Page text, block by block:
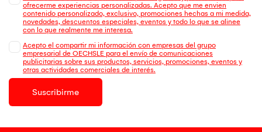
ofrecerme experiencias personalizadas. Acepto que me envien
contenido personalizado, exclusivo, promociones hechas a mi medida,
novedades, descuentos especiales, eventos y todo lo que se alinee
con lo que realmente me interesa.
Acepto el compartir mi información con empresas del grupo
empresarial de OECHSLE para el envío de comunicaciones
publicitarias sobre sus productos, servicios, promociones, eventos y
otras actividades comerciales de interés.
Suscribirme